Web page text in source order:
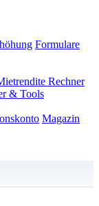
Formulare
Rechner
& Tools
Magazin